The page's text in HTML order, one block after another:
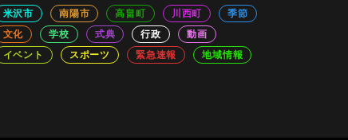
米沢市 南陽市 高畠町 川西町
季節
文化
学校 式典 行政
動画
イベント
スポーツ 緊急速報 地域情報